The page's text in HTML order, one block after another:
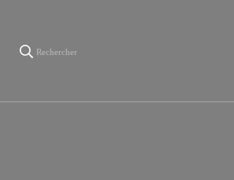
Rechercher